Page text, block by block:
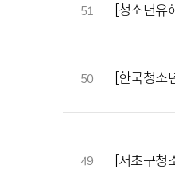
51 [청소년유
50 [한국청소
49 [서초구청